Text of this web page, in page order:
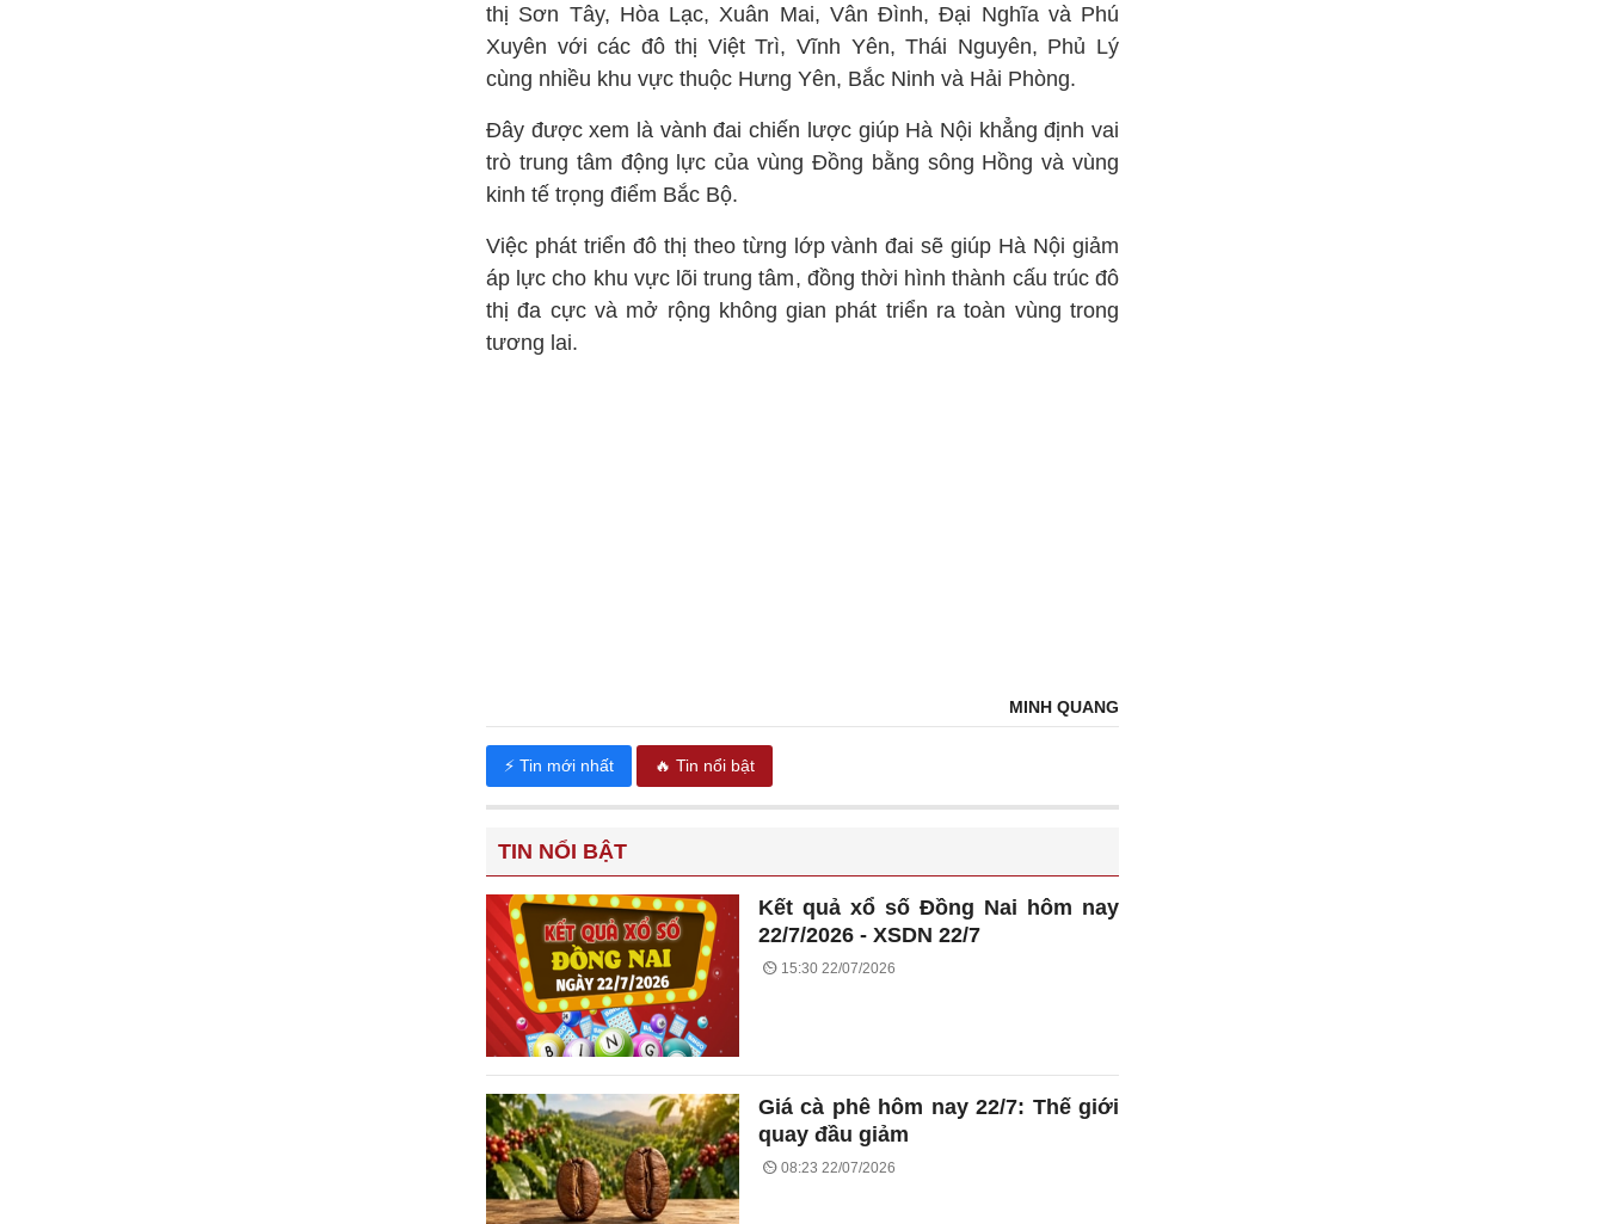
thị Sơn Tây, Hòa Lạc, Xuân Mai, Vân Đình, Đại Nghĩa và Phú
Xuyên với các đô thị Việt Trì, Vĩnh Yên, Thái Nguyên, Phủ Lý
cùng nhiều khu vực thuộc Hưng Yên, Bắc Ninh và Hải Phòng.
Đây được xem là vành đai chiến lược giúp Hà Nội khẳng định vai
trò trung tâm động lực của vùng Đồng bằng sông Hồng và vùng
kinh tế trọng điểm Bắc Bộ.
Việc phát triển đô thị theo từng lớp vành đai sẽ giúp Hà Nội giảm
áp lực cho khu vực lõi trung tâm, đồng thời hình thành cấu trúc đô
thị đa cực và mở rộng không gian phát triển ra toàn vùng trong
tương lai.
MINH QUANG
⚡ Tin mới nhất 🔥 Tin nổi bật
TIN NỔI BẬT
Kết quả xổ số Đồng Nai hôm nay
22/7/2026 - XSDN 22/7
15:30 22/07/2026
Giá cà phê hôm nay 22/7: Thế giới
quay đầu giảm
08:23 22/07/2026